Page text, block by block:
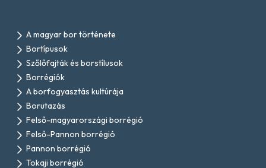
A magyar bor története
Bortípusok
Szőlőfajták és borstílusok
Borrégiók
A borfogyasztás kultúrája
Borutazás
Felső-magyarországi borrégió
Felső-Pannon borrégió
Pannon borrégió
Tokaji borrégió